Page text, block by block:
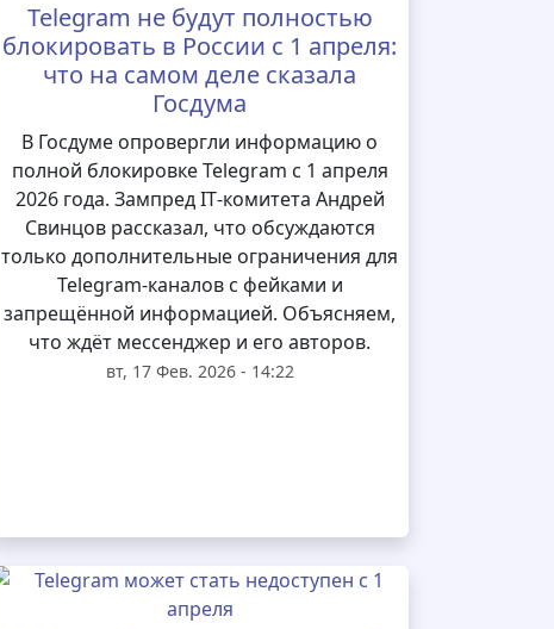
Telegram не будут полностью
блокировать в России с 1 апреля:
что на самом деле сказала
Госдума
В Госдуме опровергли информацию о
полной блокировке Telegram с 1 апреля
2026 года. Зампред IT‑комитета Андрей
Свинцов рассказал, что обсуждаются
только дополнительные ограничения для
Telegram‑каналов с фейками и
запрещённой информацией. Объясняем,
что ждёт мессенджер и его авторов.
вт, 17 Фев. 2026 - 14:22